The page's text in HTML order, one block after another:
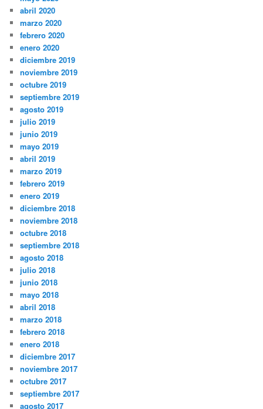
abril 2020
marzo 2020
febrero 2020
enero 2020
diciembre 2019
noviembre 2019
octubre 2019
septiembre 2019
agosto 2019
julio 2019
junio 2019
mayo 2019
abril 2019
marzo 2019
febrero 2019
enero 2019
diciembre 2018
noviembre 2018
octubre 2018
septiembre 2018
agosto 2018
julio 2018
junio 2018
mayo 2018
abril 2018
marzo 2018
febrero 2018
enero 2018
diciembre 2017
noviembre 2017
octubre 2017
septiembre 2017
agosto 2017